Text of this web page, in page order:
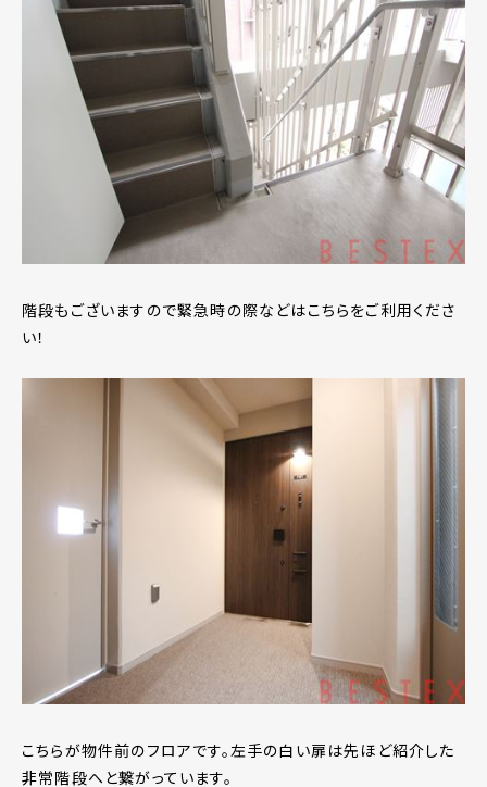
階段もございますので緊急時の際などはこちらをご利用くださ
い！
こちらが物件前のフロアです。左手の白い扉は先ほど紹介した
非常階段へと繋がっています。